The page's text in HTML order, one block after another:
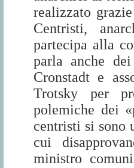
realizzato
Centristi,
partecipa alla
parla anche
Cronstadt e
Trotsky per
polemiche dei
centristi si sono
cui
ministro